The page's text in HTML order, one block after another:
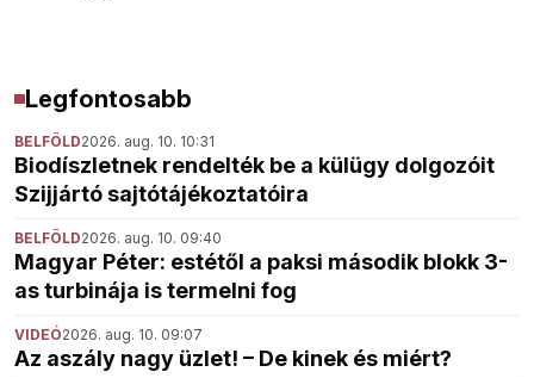
Legfontosabb
BELFÖLD2026. aug. 10. 10:31
Biodíszletnek rendelték be a külügy dolgozóit
Szijjártó sajtótájékoztatóira
BELFÖLD2026. aug. 10. 09:40
Magyar Péter: estétől a paksi második blokk 3-
as turbinája is termelni fog
VIDEÓ2026. aug. 10. 09:07
Az aszály nagy üzlet! – De kinek és miért?